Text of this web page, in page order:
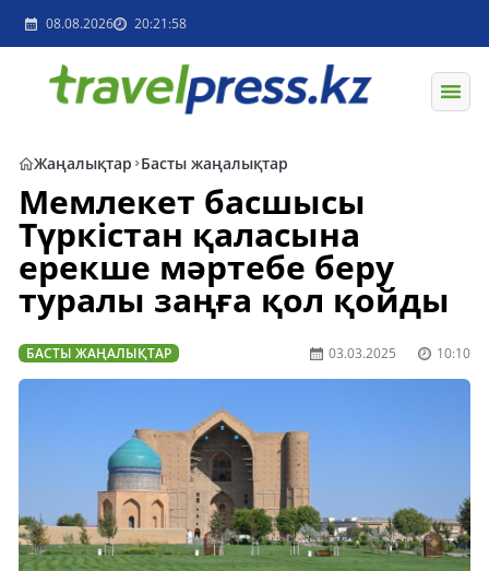
08.08.2026 20:21:58
Жаңалықтар Басты жаңалықтар
Мемлекет басшысы
Түркістан қаласына
ерекше мәртебе беру
туралы заңға қол қойды
БАСТЫ ЖАҢАЛЫҚТАР 03.03.2025 10:10